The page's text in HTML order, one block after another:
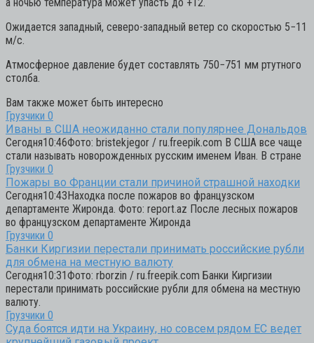
Ожидается западный, северо-западный ветер со скоростью 5−11
м/с.
Атмосферное давление будет составлять 750−751 мм ртутного
столба.
Вам также может быть интересно
Грузчики 0
Иваны в США неожиданно стали популярнее Дональдов
Сегодня10:46Фото: bristekjegor / ru.freepik.com В США все чаще
стали называть новорожденных русским именем Иван. В стране
Грузчики 0
Пожары во Франции стали причиной страшной находки
Сегодня10:43Находка после пожаров во французском
департаменте Жиронда. Фото: report.az После лесных пожаров
во французском департаменте Жиронда
Грузчики 0
Банки Киргизии перестали принимать российские рубли
для обмена на местную валюту
Сегодня10:31Фото: rborzin / ru.freepik.com Банки Киргизии
перестали принимать российские рубли для обмена на местную
валюту.
Грузчики 0
Суда боятся идти на Украину, но совсем рядом ЕС ведет